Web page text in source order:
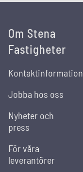
Om Stena
Fastigheter
Kontaktinformation
Jobba hos oss
Nyheter och
press
För våra
leverantörer